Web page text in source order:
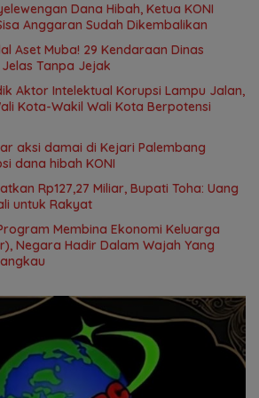
Dana Hibah, Ketua KONI
Anggaran Sudah Dikembalikan
Aset Muba! 29 Kendaraan Dinas
Tanpa Jejak
Aktor Intelektual Korupsi Lampu Jalan,
Kota-Wakil Wali Kota Berpotensi
aksi damai di Kejari Palembang
dana hibah KONI
Rp127,27 Miliar, Bupati Toha: Uang
untuk Rakyat
Negara Hadir Dalam Wajah Yang